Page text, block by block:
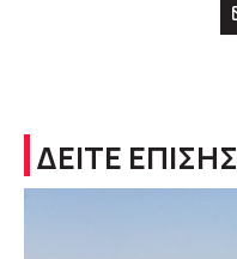
ΔΕΙΤΕ ΕΠΙΣΗΣ